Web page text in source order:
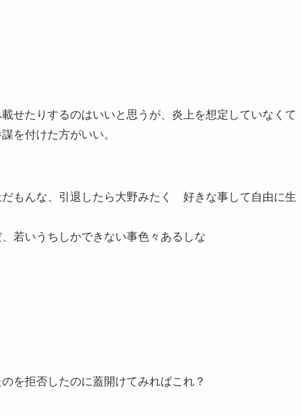
せたりするのはいいと思うが、炎上を想定していなくて
を付けた方がいい。
もんな、引退したら大野みたく 好きな事して自由に生
若いうちしかできない事色々あるしな
を拒否したのに蓋開けてみればこれ？